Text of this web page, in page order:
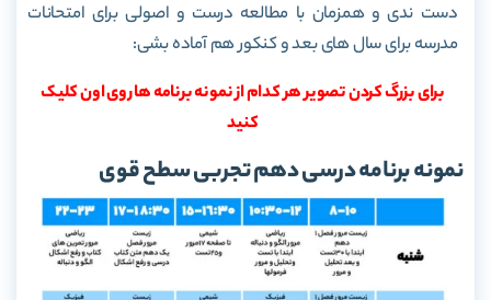
دست ندی و همزمان با مطالعه درست و اصولی برای امتحانات
مدرسه برای سال های بعد و کنکور هم آماده بشی:
برای بزرگ کردن تصویر هر کدام از نمونه برنامه ها روی اون کلیک
کنید
نمونه برنامه درسی دهم تجربی سطح قوی